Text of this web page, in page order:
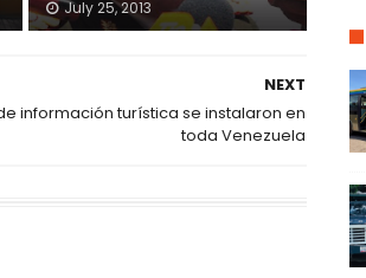
July 25, 2013
NEXT
información turística se instalaron en
toda Venezuela